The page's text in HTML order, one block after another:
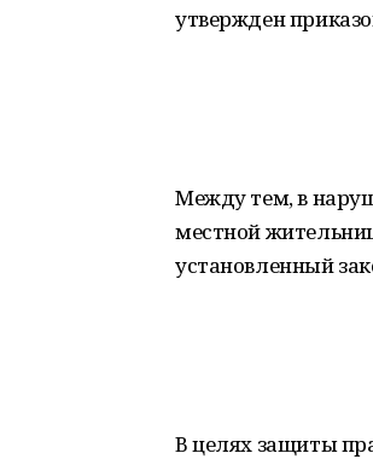
утвержден
Между тем, в
местной
установленный
В целях защиты